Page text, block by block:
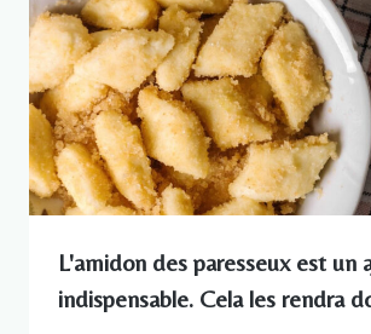
L'amidon des paresseux est un
indispensable. Cela les rendra